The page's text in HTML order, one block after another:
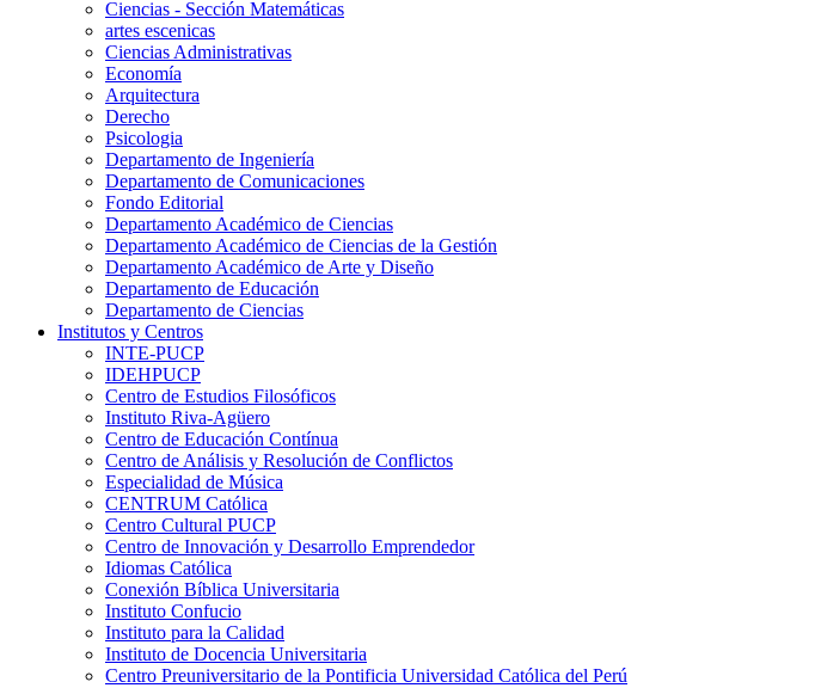
Ciencias - Sección Matemáticas
artes escenicas
Ciencias Administrativas
Economía
Arquitectura
Derecho
Psicologia
Departamento de Ingeniería
Departamento de Comunicaciones
Fondo Editorial
Departamento Académico de Ciencias
Departamento Académico de Ciencias de la Gestión
Departamento Académico de Arte y Diseño
Departamento de Educación
Departamento de Ciencias
Institutos y Centros
INTE-PUCP
IDEHPUCP
Centro de Estudios Filosóficos
Instituto Riva-Agüero
Centro de Educación Contínua
Centro de Análisis y Resolución de Conflictos
Especialidad de Música
CENTRUM Católica
Centro Cultural PUCP
Centro de Innovación y Desarrollo Emprendedor
Idiomas Católica
Conexión Bíblica Universitaria
Instituto Confucio
Instituto para la Calidad
Instituto de Docencia Universitaria
Centro Preuniversitario de la Pontificia Universidad Católica del Perú